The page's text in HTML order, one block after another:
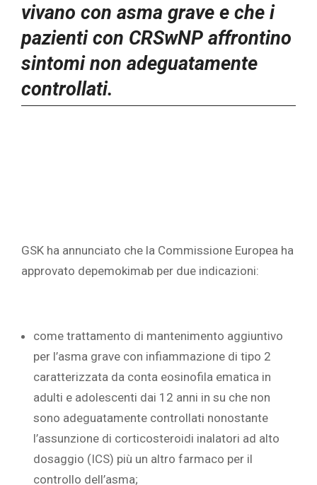
vivano con asma grave e che i
pazienti con CRSwNP affrontino
sintomi non adeguatamente
controllati.
GSK ha annunciato che la Commissione Europea ha
approvato depemokimab per due indicazioni:
come trattamento di mantenimento aggiuntivo
per l’asma grave con infiammazione di tipo 2
caratterizzata da conta eosinofila ematica in
adulti e adolescenti dai 12 anni in su che non
sono adeguatamente controllati nonostante
l’assunzione di corticosteroidi inalatori ad alto
dosaggio (ICS) più un altro farmaco per il
controllo dell’asma;